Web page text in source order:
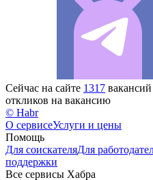
Сейчас на сайте 1317
откликов на вакансию
© Habr
О сервисеУслуги и цены
Помощь
Для соискателяДля
поддержки
Все сервисы Хабра